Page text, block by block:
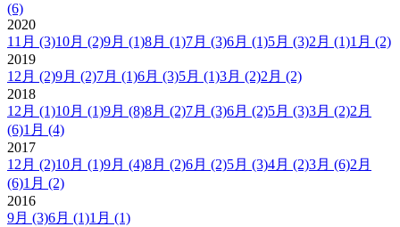
(6)
2020
11月 (3)10月 (2)9月 (1)8月 (1)7月 (3)6月 (1)5月 (3)2月 (1)1月 (2)
2019
12月 (2)9月 (2)7月 (1)6月 (3)5月 (1)3月 (2)2月 (2)
2018
12月 (1)10月 (1)9月 (8)8月 (2)7月 (3)6月 (2)5月 (3)3月 (2)2月
(6)1月 (4)
2017
12月 (2)10月 (1)9月 (4)8月 (2)6月 (2)5月 (3)4月 (2)3月 (6)2月
(6)1月 (2)
2016
9月 (3)6月 (1)1月 (1)